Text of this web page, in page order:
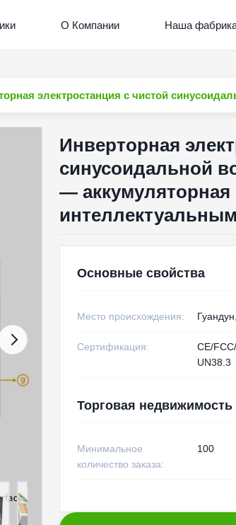
О Компании Наша
электростанция с чистой
Инверторная
синусоидальной
— аккумуляторная
Основные свойства
Место происхождения:
Сертификация:
CE/
UN38.3
Торговая недвижимость
Минимальное
количество заказа:
100